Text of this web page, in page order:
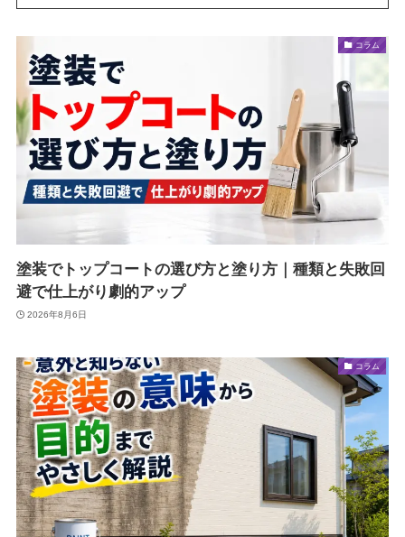
コラム
塗装でトップコートの選び方と塗り方｜種類と失敗回
避で仕上がり劇的アップ
2026年8月6日
コラム